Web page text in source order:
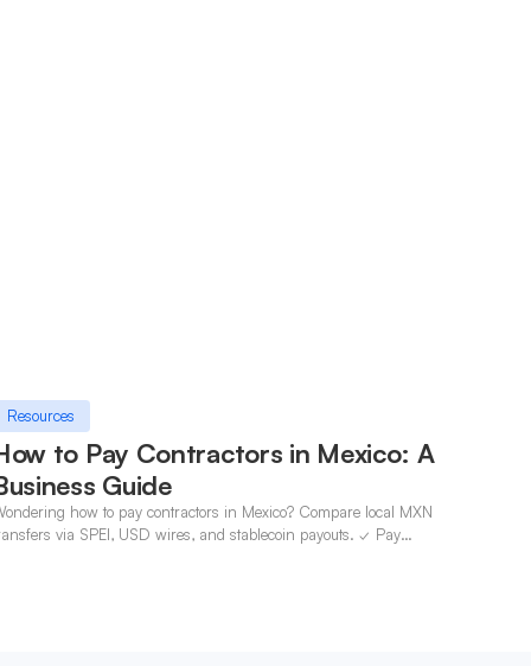
Resources
to Pay Contractors in Mexico: A
Guide
how to pay contractors in Mexico? Compare local MXN
via SPEI, USD wires, and stablecoin payouts. ✓ Pay